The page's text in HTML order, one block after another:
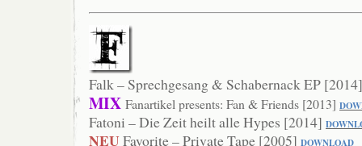
Falk – Sprechgesang & Schabernack EP
MIX Fanartikel presents: Fan & Friends [2013]
Fatoni – Die Zeit heilt alle Hypes [2014]
NEUFavorite – Private Tape [2005] DOWNLOAD